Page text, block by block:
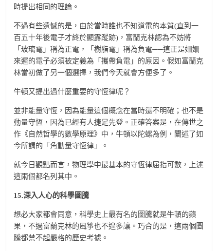
時提出相同的理論。
不過有些遺憾的是，由於當時誰也不知道電的本質(直到一
百五十年後電子才終於顯露蹤跡)，富蘭克林認為不妨將
「玻璃電」稱為正電，「樹脂電」稱為負電──這正是姍姍
來遲的電子必須被定義為「攜帶負電」的原因。假如富蘭克
林當初做了另一個選擇，我們今天就會方便多了。
牛頓又提出過什麼重要的守恆律呢？
並非能量守恆，因為能量這個概念在當時還不明確；也不是
動量守恆，因為已經有人捷足先登。正確答案是，在傳世之
作《自然哲學的數學原理》中，牛頓以陀螺為例，闡述了如
今所謂的「角動量守恆律」。
就今日觀點而言，物理學中最基本的守恆律屈指可數，上述
這兩個都名列其中。
15.深入人心的科學圖騰
想必大家都會同意，科學史上最有名的圖騰就是牛頓的蘋
果，不過富蘭克林的風箏也不遑多讓。巧合的是，這兩個圖
騰都禁不起嚴格的歷史考據。